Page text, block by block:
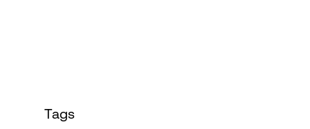
Tags